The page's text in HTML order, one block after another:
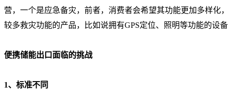
营，一个是应急备灾，前者，消费者会希望其功能更加多样化
较多救灾功能的产品，比如说拥有GPS定位、照明等功能的设备
便携储能出口面临的挑战
1、标准不同